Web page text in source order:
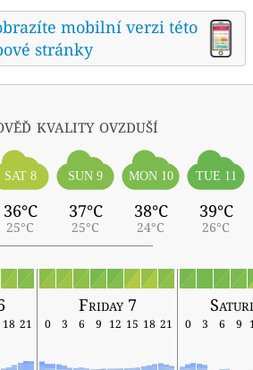
mobilní verzi této
stránky
kvality ovzduší
SAT 8
36°C
25°C
SUN 9
37°C
25°C
MON 10
38°C
24°C
TUE 11
39°C
26°C
Friday 7
18 21 0 3 6 9 12 15 18 21 0 3 6 9